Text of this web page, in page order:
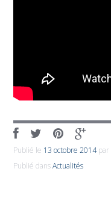
Publié le 13 octobre 2014par
Publié dansActualités